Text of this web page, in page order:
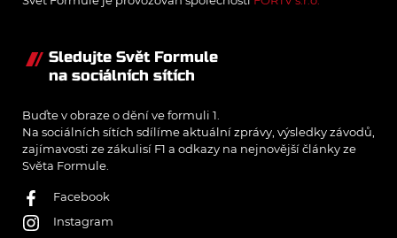
Sledujte Svět Formule
na sociálních sítích
Buďte v obraze o dění ve formuli 1.
Na sociálních sítích sdílíme aktuální zprávy, výsledky závodů,
zajímavosti ze zákulisí F1 a odkazy na nejnovější články ze
Světa Formule.
Facebook
Instagram